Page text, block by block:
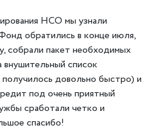
НСО мы узнали
обратились в конце июля,
собрали пакет необходимых
список
довольно быстро) и
под очень приятный
сработали четко и
спасибо!